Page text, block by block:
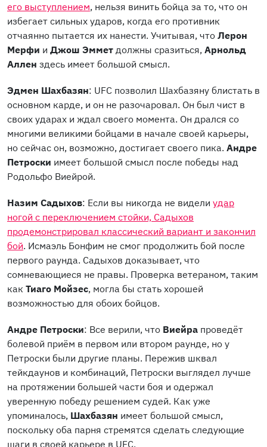
его выступлением, нельзя винить бойца за то, что он
избегает сильных ударов, когда его противник
отчаянно пытается их нанести. Учитывая, что Лерон
Мерфи и Джош Эммет должны сразиться, Арнольд
Аллен здесь имеет большой смысл.
Эдмен Шахбазян: UFC позволил Шахбазяну блистать в
основном карде, и он не разочаровал. Он был чист в
своих ударах и ждал своего момента. Он дрался со
многими великими бойцами в начале своей карьеры,
но сейчас он, возможно, достигает своего пика. Андре
Петроски имеет большой смысл после победы над
Родольфо Виейрой.
Назим Садыхов: Если вы никогда не видели удар
ногой с переключением стойки, Садыхов
продемонстрировал классический вариант и закончил
бой. Исмаэль Бонфим не смог продолжить бой после
первого раунда. Садыхов доказывает, что
сомневающиеся не правы. Проверка ветераном, таким
как Тиаго Мойзес, могла бы стать хорошей
возможностью для обоих бойцов.
Андре Петроски: Все верили, что Виейра проведёт
болевой приём в первом или втором раунде, но у
Петроски были другие планы. Пережив шквал
тейкдаунов и комбинаций, Петроски выглядел лучше
на протяжении большей части боя и одержал
уверенную победу решением судей. Как уже
упоминалось, Шахбазян имеет большой смысл,
поскольку оба парня стремятся сделать следующие
шаги в своей карьере в UFC.